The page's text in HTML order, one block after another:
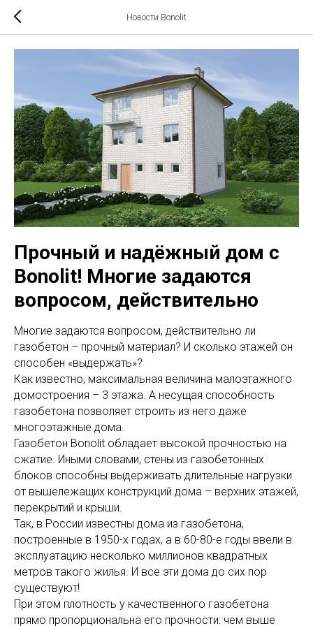
Новости Bonolit
Прочный и надёжный дом с
Bonolit! Многие задаются
вопросом, действительно
Многие задаются вопросом, действительно ли
газобетон – прочный материал? И сколько этажей он
способен «выдержать»?
Как известно, максимальная величина малоэтажного
домостроения – 3 этажа. А несущая способность
газобетона позволяет строить из него даже
многоэтажные дома.
Газобетон Bonolit обладает высокой прочностью на
сжатие. Иными словами, стены из газобетонных
блоков способны выдерживать длительные нагрузки
от вышележащих конструкций дома – верхних этажей,
перекрытий и крыши.
Так, в России известны дома из газобетона,
построенные в 1950-х годах, а в 60-80-е годы ввели в
эксплуатацию несколько миллионов квадратных
метров такого жилья. И все эти дома до сих пор
существуют!
При этом плотность у качественного газобетона
прямо пропорциональна его прочности: чем выше